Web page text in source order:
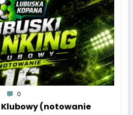
0
(notowanie